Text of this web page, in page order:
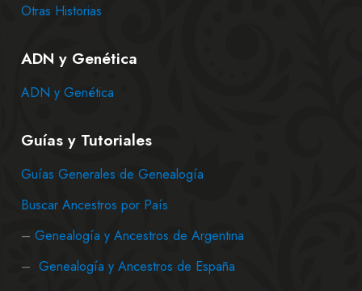
Otras Historias
ADN y Genética
ADN y Genética
Guías y Tutoriales
Guías Generales de Genealogía
Buscar Ancestros por País
– Genealogía y Ancestros de Argentina
– Genealogía y Ancestros de España